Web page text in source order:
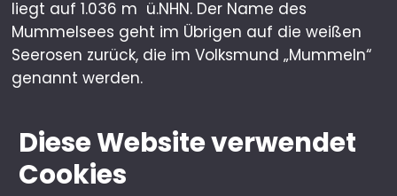
Diese Website verwendet
Cookies
liegt auf 1.036 m ü.NHN. Der Name des
Mummelsees geht im Übrigen auf die weißen
Seerosen zurück, die im Volksmund „Mummeln“
genannt werden.